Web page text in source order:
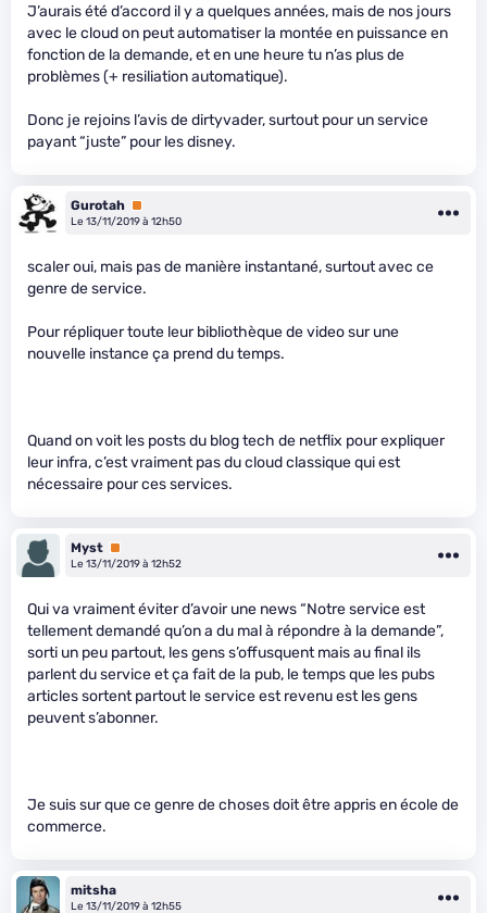
J’aurais été d’accord il y a quelques années, mais de nos jours
avec le cloud on peut automatiser la montée en puissance en
fonction de la demande, et en une heure tu n’as plus de
problèmes (+ resiliation automatique).
Donc je rejoins l’avis de dirtyvader, surtout pour un service
payant “juste” pour les disney.
Gurotah Premium
Le 13/11/2019 à 12h50
scaler oui, mais pas de manière instantané, surtout avec ce
genre de service.
Pour répliquer toute leur bibliothèque de video sur une
nouvelle instance ça prend du temps.
Quand on voit les posts du blog tech de netflix pour expliquer
leur infra, c’est vraiment pas du cloud classique qui est
nécessaire pour ces services.
Myst Premium
Le 13/11/2019 à 12h52
Qui va vraiment éviter d’avoir une news “Notre service est
tellement demandé qu’on a du mal à répondre à la demande”,
sorti un peu partout, les gens s’offusquent mais au final ils
parlent du service et ça fait de la pub, le temps que les pubs
articles sortent partout le service est revenu est les gens
peuvent s’abonner.
Je suis sur que ce genre de choses doit être appris en école de
commerce.
mitsha
Le 13/11/2019 à 12h55